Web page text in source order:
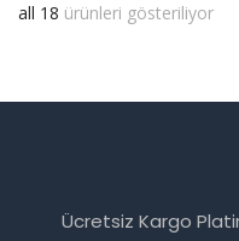
all 18 ürünleri gösteriliyor
Müşterilerimize Özeldir